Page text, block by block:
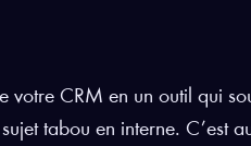
votre CRM en un outil qui
tabou en interne. C’est